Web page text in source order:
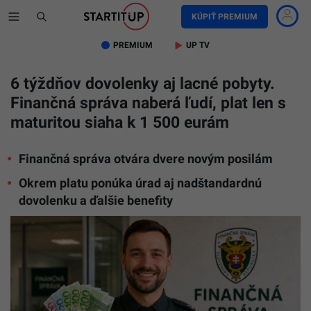
KÚPIŤ PREMIUM
PREMIUM UP TV
6 týždňov dovolenky aj lacné pobyty.
Finančná správa naberá ľudí, plat len s
maturitou siaha k 1 500 eurám
Finančná správa otvára dvere novým posilám
Okrem platu ponúka úrad aj nadštandardnú
dovolenku a ďalšie benefity